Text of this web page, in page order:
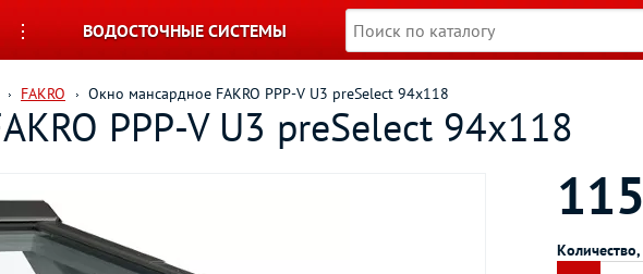
ВОДОСТОЧНЫЕ СИСТЕМЫ
FAKRO Окно мансардное FAKRO PPP-V U3 preSelect 94х118
PPP-V U3 preSelect 94х118